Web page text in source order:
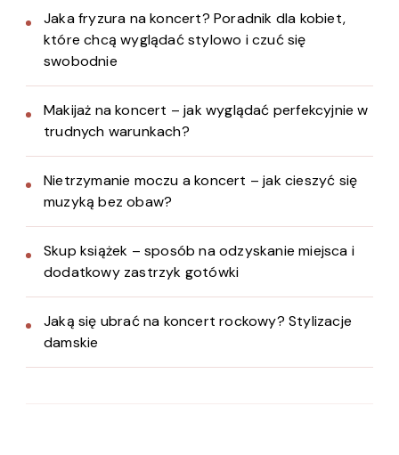
Jaka fryzura na koncert? Poradnik dla kobiet,
które chcą wyglądać stylowo i czuć się
swobodnie
Makijaż na koncert – jak wyglądać perfekcyjnie w
trudnych warunkach?
Nietrzymanie moczu a koncert – jak cieszyć się
muzyką bez obaw?
Skup książek – sposób na odzyskanie miejsca i
dodatkowy zastrzyk gotówki
Jaką się ubrać na koncert rockowy? Stylizacje
damskie